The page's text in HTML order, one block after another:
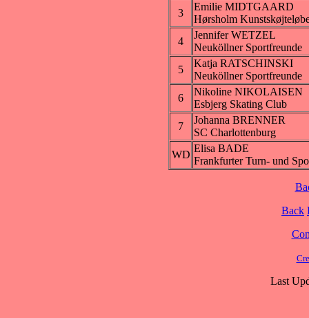
3
Emilie MIDTGAARD
Hørsholm
4
Jennifer WETZEL
Neuköllner Sportfreunde
5
Katja RATSCHINSKI
Neuköllner Sportfreunde
6
Nikoline NIKOLAISEN
Esbjerg Skating Club
7
Johanna BRENNER
SC Charlottenburg
WD
Elisa BADE
Frankfurter Turn- und
Back
Last